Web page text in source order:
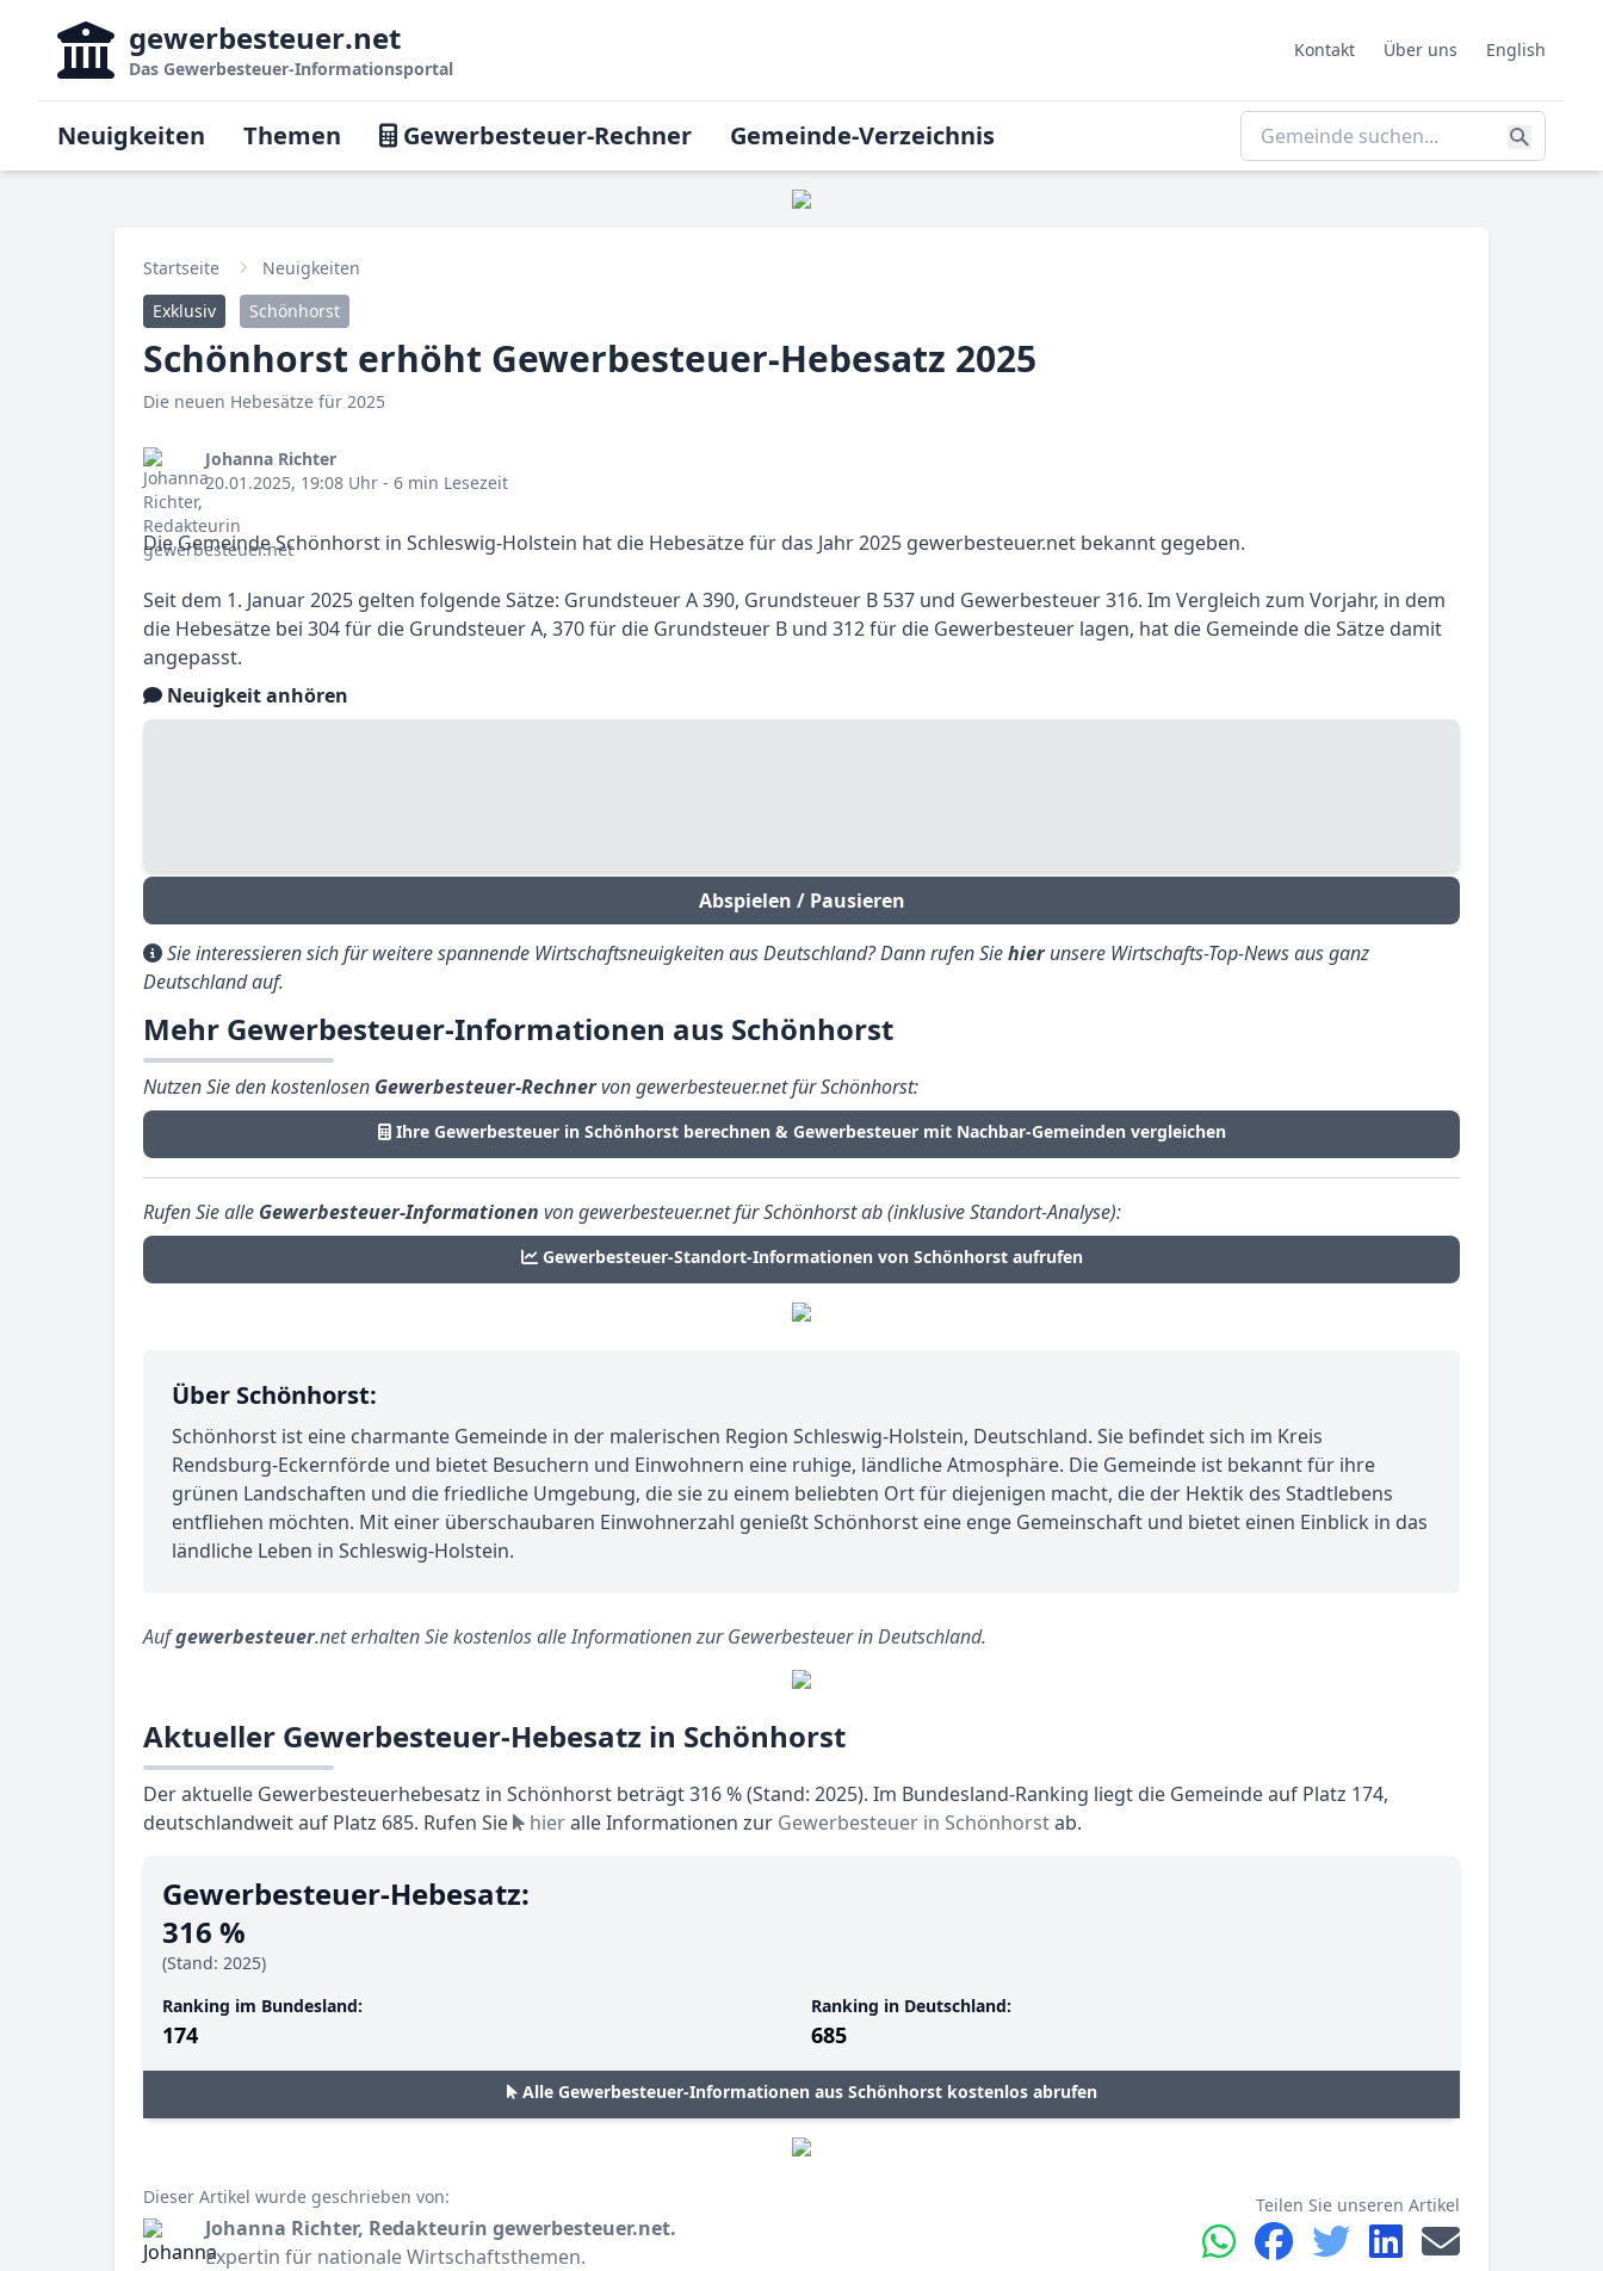
gewerbesteuer.net
Das Gewerbesteuer-Informationsportal
Kontakt Über uns English
Neuigkeiten Themen Gewerbesteuer-Rechner Gemeinde-Verzeichnis
Startseite
Neuigkeiten
Exklusiv
Schönhorst
Schönhorst erhöht Gewerbesteuer-Hebesatz 2025
Die neuen Hebesätze für 2025
Johanna Richter
20.01.2025, 19:08 Uhr - 6 min Lesezeit
Die Gemeinde Schönhorst in Schleswig-Holstein hat die Hebesätze für das Jahr 2025 gewerbesteuer.net bekannt gegeben.
Seit dem 1. Januar 2025 gelten folgende Sätze: Grundsteuer A 390, Grundsteuer B 537 und Gewerbesteuer 316. Im Vergleich zum Vorjahr, in dem
die Hebesätze bei 304 für die Grundsteuer A, 370 für die Grundsteuer B und 312 für die Gewerbesteuer lagen, hat die Gemeinde die Sätze damit
angepasst.
Neuigkeit anhören
Abspielen / Pausieren
Sie interessieren sich für weitere spannende Wirtschaftsneuigkeiten aus Deutschland? Dann rufen Siehierunsere Wirtschafts-Top-News aus ganz
Deutschland auf.
Mehr Gewerbesteuer-Informationen aus Schönhorst
Nutzen Sie den kostenlosen Gewerbesteuer-Rechnervon gewerbesteuer.net für Schönhorst:
Ihre Gewerbesteuer in Schönhorst berechnen & Gewerbesteuer mit Nachbar-Gemeinden vergleichen
Rufen Sie alle Gewerbesteuer-Informationen von gewerbesteuer.net für Schönhorst ab (inklusive Standort-Analyse):
Gewerbesteuer-Standort-Informationen von Schönhorst aufrufen
Über Schönhorst:
Schönhorst ist eine charmante Gemeinde in der malerischen Region Schleswig-Holstein, Deutschland. Sie befindet sich im Kreis
Rendsburg-Eckernförde und bietet Besuchern und Einwohnern eine ruhige, ländliche Atmosphäre. Die Gemeinde ist bekannt für ihre
grünen Landschaften und die friedliche Umgebung, die sie zu einem beliebten Ort für diejenigen macht, die der Hektik des Stadtlebens
entfliehen möchten. Mit einer überschaubaren Einwohnerzahl genießt Schönhorst eine enge Gemeinschaft und bietet einen Einblick in das
ländliche Leben in Schleswig-Holstein.
Aufgewerbesteuer.net erhalten Sie kostenlos alle Informationen zur Gewerbesteuer in Deutschland.
Aktueller Gewerbesteuer-Hebesatz in Schönhorst
Der aktuelle Gewerbesteuerhebesatz in Schönhorst beträgt 316 % (Stand: 2025). Im Bundesland-Ranking liegt die Gemeinde auf Platz 174,
deutschlandweit auf Platz 685. Rufen Sie
hieralle Informationen zur Gewerbesteuer in Schönhorstab.
Gewerbesteuer-Hebesatz:
316 %
(Stand: 2025)
Ranking im Bundesland:
174
Ranking in Deutschland:
685
Alle Gewerbesteuer-Informationen aus Schönhorst kostenlos abrufen
Dieser Artikel wurde geschrieben von:
Johanna Richter, Redakteurin gewerbesteuer.net.
Expertin für nationale Wirtschaftsthemen.
Teilen Sie unseren Artikel